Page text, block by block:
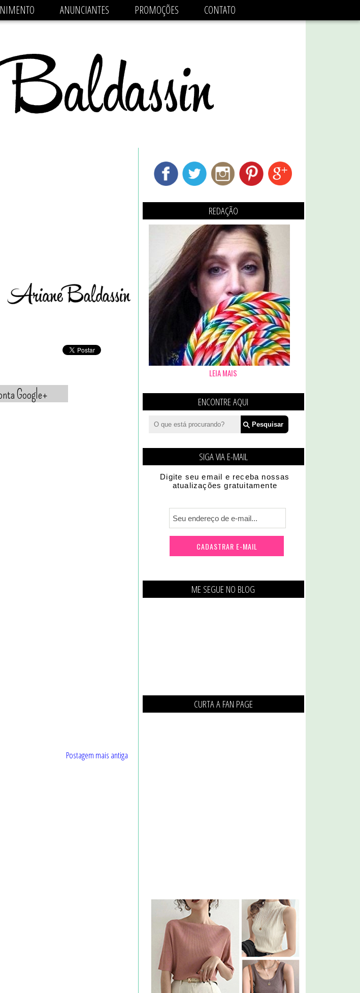
pagead/js/adsbygoogle.js'/>
ANUNCIANTES PROMOÇÕES CONTATO
Google+
Postagem mais antiga
REDAÇÃO
LEIA MAIS
ENCONTRE AQUI
SIGA VIA E-MAIL
Digite seu email e receba nossas
atualizações gratuitamente
ME SEGUE NO BLOG
CURTA A FAN PAGE